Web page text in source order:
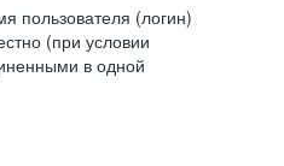
пользователя (логин)
(при условии
в одной